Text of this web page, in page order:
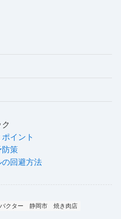
イント
防策
回避方法
クター 静岡市 焼き肉店